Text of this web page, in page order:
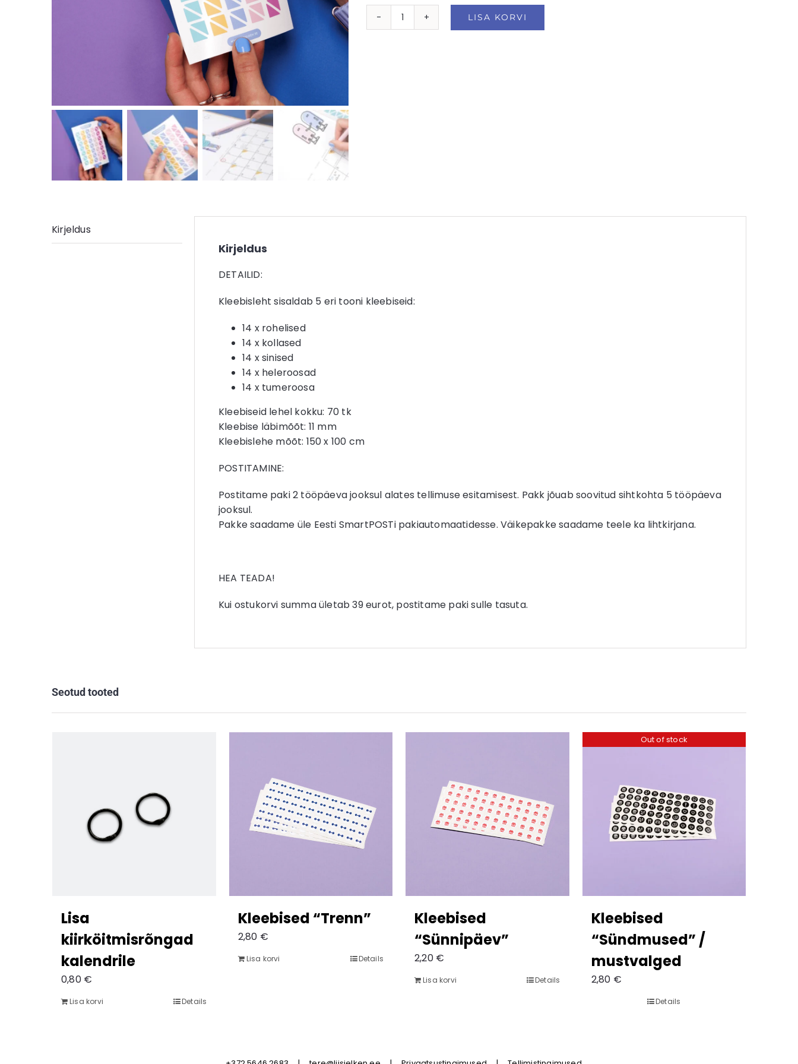
Kleebised
LISA KORVI
Kirjeldus
Kirjeldus
DETAILID:
Kleebisleht sisaldab 5 eri tooni kleebiseid:
14 x rohelised
14 x kollased
14 x sinised
14 x heleroosad
14 x tumeroosa
Kleebiseid lehel kokku: 70 tk
Kleebise läbimõõt: 11 mm
Kleebislehe mõõt: 150 x 100 cm
POSTITAMINE:
Postitame paki 2 tööpäeva jooksul alates tellimuse esitamisest. Pakk jõuab soovitud sihtkohta 5 tööpäeva
jooksul.
Pakke saadame üle Eesti SmartPOSTi pakiautomaatidesse. Väikepakke saadame teele ka lihtkirjana.
HEA TEADA!
Kui ostukorvi summa ületab 39 eurot, postitame paki sulle tasuta.
Seotud tooted
Lisa
kiirköitmisrõngad
kalendrile
0,80 €
Lisa korvi Details
Kleebised “Trenn”
2,80 €
Lisa korvi Details
Kleebised
“Sünnipäev”
2,20 €
Lisa korvi Details
Out of stock
Kleebised
“Sündmused” /
mustvalged
2,80 €
Details